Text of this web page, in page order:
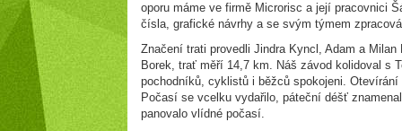
oporu máme ve firmě Microrisc a její pracovnici
čísla, grafické návrhy a se svým týmem
Značení trati provedli Jindra Kyncl, Adam a
Borek, trať měří 14,7 km. Náš závod kolidoval s
pochodníků, cyklistů i běžců spokojeni.
Počasí se vcelku vydařilo, páteční déšť
panovalo vlídné počasí.